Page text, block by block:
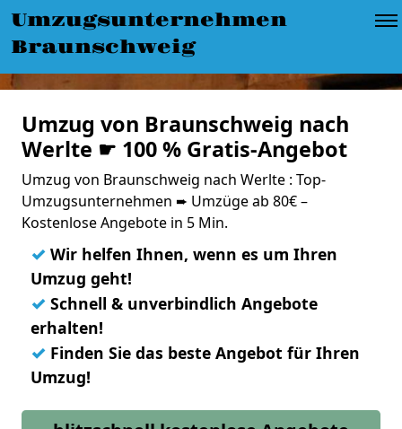
Umzugsunternehmen
Braunschweig
Umzug von Braunschweig nach
Werlte ☛ 100 % Gratis-Angebot
Umzug von Braunschweig nach Werlte : Top-
Umzugsunternehmen ➨ Umzüge ab 80€ –
Kostenlose Angebote in 5 Min.
✓ Wir helfen Ihnen, wenn es um Ihren
Umzug geht!
✓ Schnell & unverbindlich Angebote
erhalten!
✓ Finden Sie das beste Angebot für Ihren
Umzug!